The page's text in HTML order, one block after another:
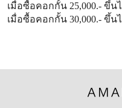
เมื่อซื้อคอกกั้น 25,000.- ขึ้น
เมื่อซื้อคอกกั้น 30,000.- ขึ้น